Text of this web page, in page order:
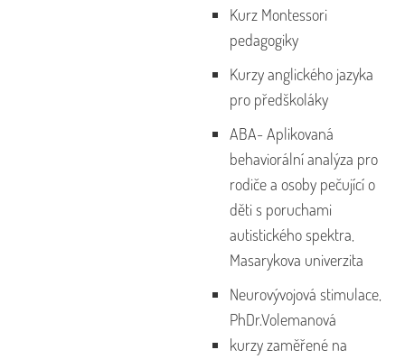
Kurz Montessori
pedagogiky
Kurzy anglického jazyka
pro předškoláky
ABA- Aplikovaná
behaviorální analýza pro
rodiče a osoby pečující o
děti s poruchami
autistického spektra,
Masarykova univerzita
Neurovývojová stimulace,
PhDr.Volemanová
kurzy zaměřené na